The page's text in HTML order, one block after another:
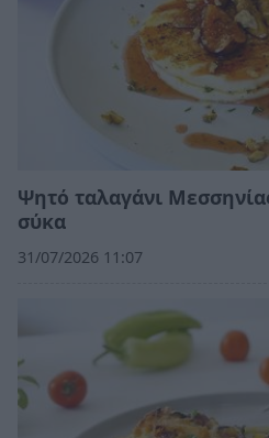
Ψητό ταλαγάνι
σύκα
31/07/2026 11:07